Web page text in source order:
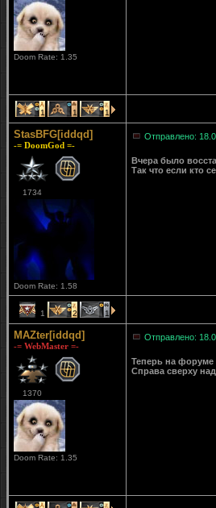
Doom Rate: 1.35
1 1 1
StasBFG[iddqd]
-= DoomGod =-
1734
Doom Rate: 1.58
Отправлено:
Вчера было
Так что если кто
1 2 1
MAZter[iddqd]
-= WebMaster =-
1370
Doom Rate: 1.35
Отправлено:
Теперь на форуме
Справа сверху